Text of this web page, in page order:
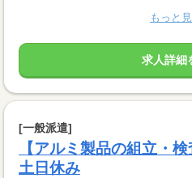
もっと
求人詳細
[一般派遣]
【アルミ製品の組立・
土日休み